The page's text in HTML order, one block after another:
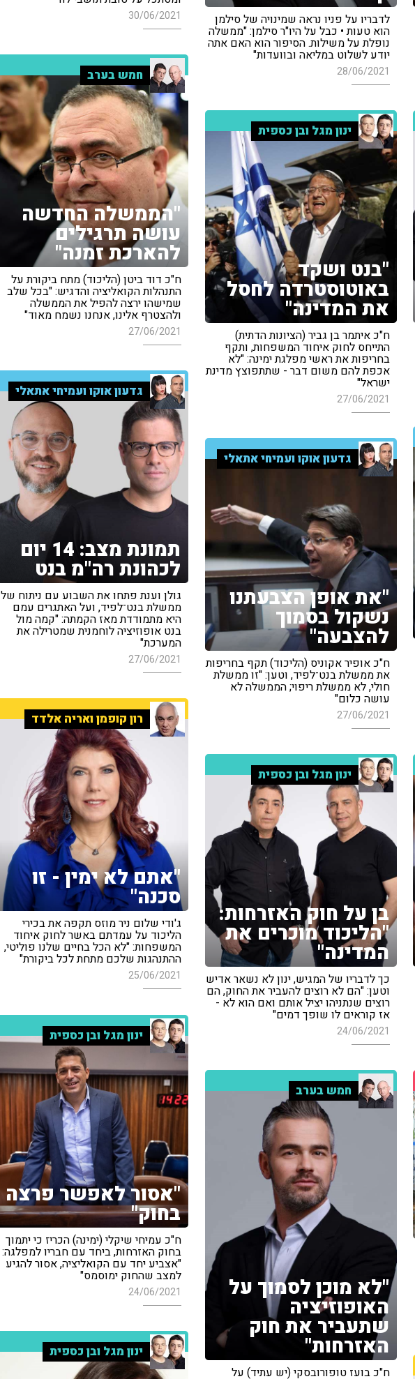
30/06/2021 לדבריו על פניו נראה שמינויה של סילמן
הוא טעות • כבל על היו"ר סילמן: "ממשלה
נופלת על משילות. הסיפור הוא האם אתה
יודע לשלוט במליאה ובוועדות"
28/06/2021 חמש בערב
"הממשלה החדשה
עושה תרגילים
להארכת זמנה"
ח"כ דוד ביטן (הליכוד) מתח ביקורת על
התנהלות הקואליציה והדגיש: "בכל שלב
שמישהו ירצה להפיל את הממשלה
ולהצטרף אלינו, אנחנו נשמח מאוד"
27/06/2021
ינון מגל ובן כספית
"בנט ושקד
באוטוסטרדה לחסל
את המדינה"
ח"כ איתמר בן גביר (הציונות הדתית)
התייחס לחוק איחוד המשפחות, ותקף
בחריפות את ראשי מפלגת ימינה: "לא
אכפת להם משום דבר - שתתפוצץ מדינת
ישראל"
27/06/2021 גדעון אוקו ועמיחי אתאלי
תמונת מצב: 14 יום
לכהונת רה"מ בנט
גולן וענת פתחו את השבוע עם ניתוח של
ממשלת בנט־לפיד, ועל האתגרים עמם
היא מתמודדת מאז הקמתה: "קמה מול
בנט אופוזיציה לוחמנית שמטרילה את
המערכת"
27/06/2021
גדעון אוקו ועמיחי אתאלי
"את אופן הצבעתנו
נשקול בסמוך
להצבעה"
ח"כ אופיר אקוניס (הליכוד) תקף בחריפות
את ממשלת בנט־לפיד, וטען: "זו ממשלת
חולי, לא ממשלת ריפוי; הממשלה לא
עושה כלום"
27/06/2021 רון קופמן ואריה אלדד
"אתם לא ימין - זו
סכנה"
ג'ודי שלום ניר מוזס תקפה את בכירי
הליכוד על עמדתם באשר לחוק איחוד
המשפחות: "לא הכל בחיים שלנו פוליטי,
ההתנהגות שלכם מתחת לכל ביקורת"
25/06/2021
ינון מגל ובן כספית
בן על חוק האזרחות:
"הליכוד מוכרים את
המדינה"
כך לדבריו של המגיש, ינון לא נשאר אדיש
וטען: "הם לא רוצים להעביר את החוק, הם
רוצים שנתניהו יציל אותם ואם הוא לא -
אז קוראים לו שופך דמים"
24/06/2021 ינון מגל ובן כספית
"אסור לאפשר פרצה
בחוק"
ח"כ עמיחי שיקלי (ימינה) הכריז כי יתמוך
בחוק האזרחות, ביחד עם חבריו למפלגה:
"אצביע יחד עם הקואליציה, אסור להגיע
למצב שהחוק ימוסמס"
24/06/2021
חמש בערב
"לא מוכן לסמוך על
האופוזיציה
שתעביר את חוק
האזרחות"
ח"כ בועז טופורובסקי (יש עתיד) על
ינון מגל ובן כספית